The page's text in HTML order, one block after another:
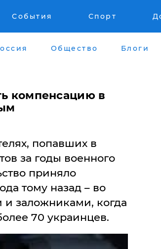
События Спорт
Общество Блоги
компенсацию в
попавших в
за годы военного
приняло
тому назад – во
заложниками, когда
70 украинцев.